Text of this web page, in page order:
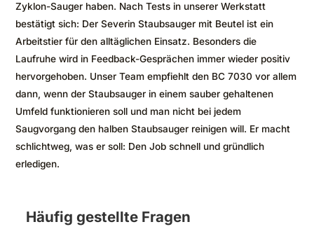
Zyklon-Sauger haben. Nach Tests in unserer Werkstatt
bestätigt sich: Der Severin Staubsauger mit Beutel ist ein
Arbeitstier für den alltäglichen Einsatz. Besonders die
Laufruhe wird in Feedback-Gesprächen immer wieder positiv
hervorgehoben. Unser Team empfiehlt den BC 7030 vor allem
dann, wenn der Staubsauger in einem sauber gehaltenen
Umfeld funktionieren soll und man nicht bei jedem
Saugvorgang den halben Staubsauger reinigen will. Er macht
schlichtweg, was er soll: Den Job schnell und gründlich
erledigen.
Häufig gestellte Fragen